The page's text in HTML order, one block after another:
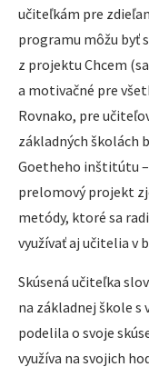
učiteľkám pre
programu môžu byť
z projektu Chcem
a motivačné pre
Rovnako, pre
základných školách
Goetheho inštitútu
prelomový projekt
metódy, ktoré sa
využívať aj učitelia v
Skúsená učiteľka
na základnej škole s
podelila o svoje
využíva na svojich